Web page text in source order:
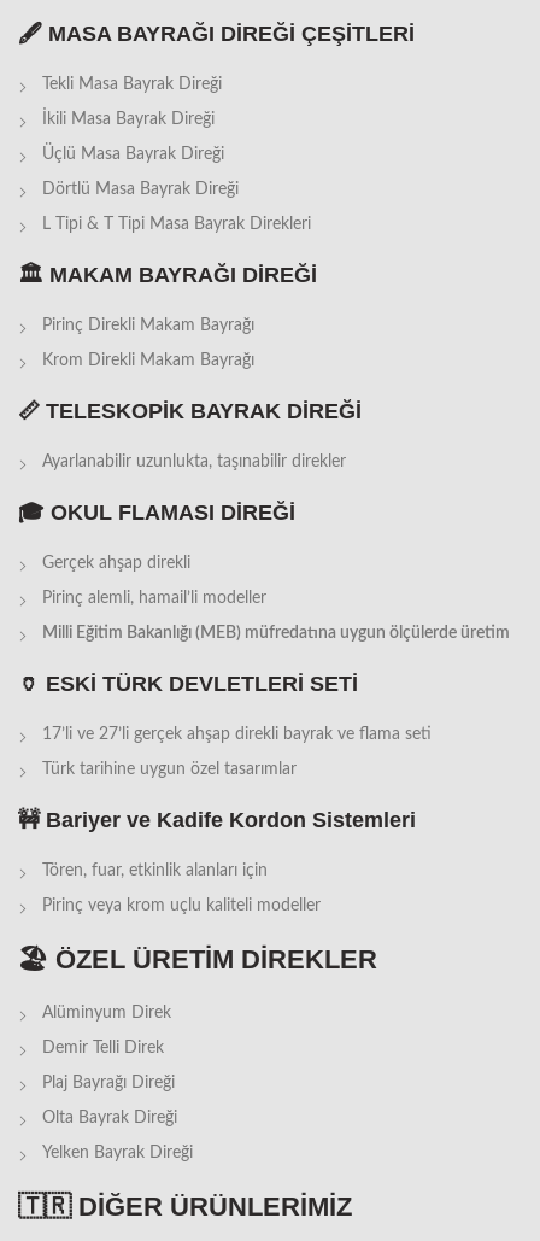
🖋️ MASA BAYRAĞI DİREĞİ ÇEŞİTLERİ
Tekli Masa Bayrak Direği
İkili Masa Bayrak Direği
Üçlü Masa Bayrak Direği
Dörtlü Masa Bayrak Direği
L Tipi & T Tipi Masa Bayrak Direkleri
🏛️ MAKAM BAYRAĞI DİREĞİ
Pirinç Direkli Makam Bayrağı
Krom Direkli Makam Bayrağı
📏 TELESKOPİK BAYRAK DİREĞİ
Ayarlanabilir uzunlukta, taşınabilir direkler
🎓 OKUL FLAMASI DİREĞİ
Gerçek ahşap direkli
Pirinç alemli, hamail’li modeller
Milli Eğitim Bakanlığı (MEB) müfredatına uygun ölçülerde üretim
🏺 ESKİ TÜRK DEVLETLERİ SETİ
17’li ve 27’li gerçek ahşap direkli bayrak ve flama seti
Türk tarihine uygun özel tasarımlar
🚧 Bariyer ve Kadife Kordon Sistemleri
Tören, fuar, etkinlik alanları için
Pirinç veya krom uçlu kaliteli modeller
🏖️ ÖZEL ÜRETİM DİREKLER
Alüminyum Direk
Demir Telli Direk
Plaj Bayrağı Direği
Olta Bayrak Direği
Yelken Bayrak Direği
🇹🇷 DİĞER ÜRÜNLERİMİZ